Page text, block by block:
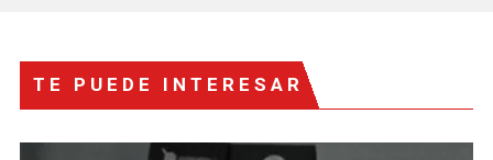
TE PUEDE INTERESAR